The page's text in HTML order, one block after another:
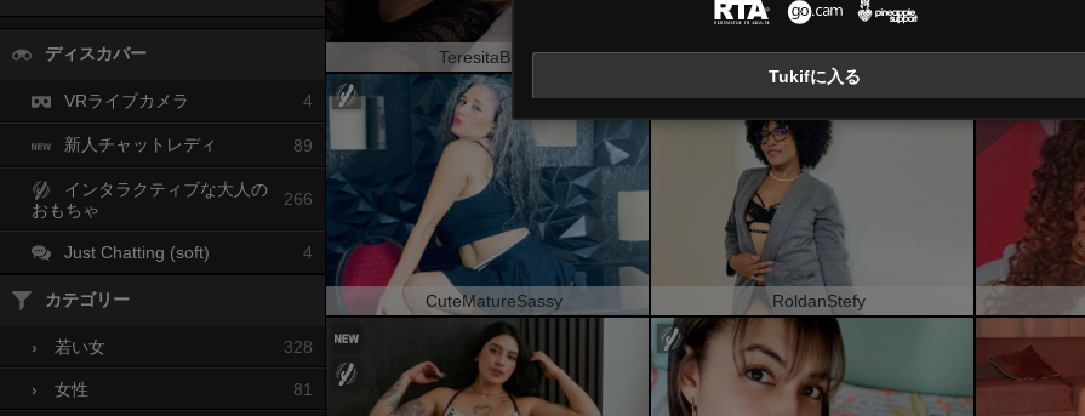
ディスカバー
VRライブカメラ 4
新人チャットレディ 89
インタラクティブな大人の
おもちゃ
266
Just Chatting (soft) 4
カテゴリー
› 若い女 328
› 女性 81
TeresitaBrugal
CuteMatureSassy RoldanStefy
Tukifに入る